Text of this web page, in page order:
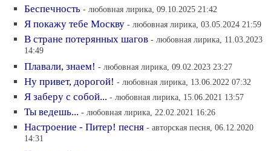
Беспечность - любовная лирика, 09.10.2025 21:42
Я покажу тебе Москву - любовная лирика, 03.05.2024 21:59
В стране потерянных шагов - любовная лирика, 11.03.2023
14:49
Плавали, знаем! - любовная лирика, 09.02.2023 23:27
Ну привет, дорогой! - любовная лирика, 13.06.2022 07:32
Я заберу с собой... - любовная лирика, 15.06.2021 13:57
Ты ведешь... - любовная лирика, 22.02.2021 16:26
Настроение - Питер! песня - авторская песня, 06.12.2020
14:31